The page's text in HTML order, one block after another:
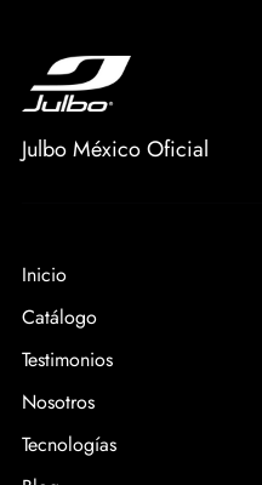
Julbo México Oficial
Inicio
Catálogo
Testimonios
Nosotros
Tecnologías